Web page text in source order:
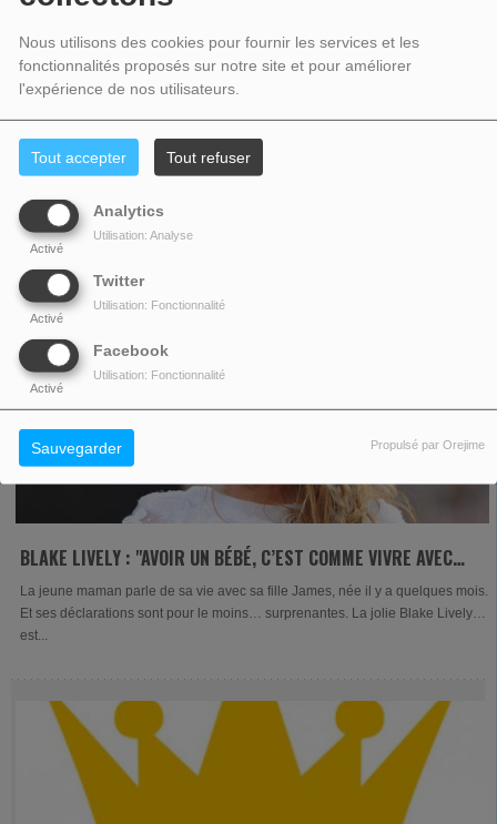
Nous utilisons des cookies pour fournir les services et les
fonctionnalités proposés sur notre site et pour améliorer
l'expérience de nos utilisateurs.
Tout accepter Tout refuser
Analytics
Activé
Utilisation: Analyse
Twitter
Activé
Utilisation: Fonctionnalité
Facebook
Activé
Utilisation: Fonctionnalité
Sauvegarder Propulsé par Orejime
ÇA C’ÉTAIT AVANT… QUE JE DEVIENNE PARENT !
Avant d’être parents, vous aviez une vie tranquille et des petites habitudes
bien à vous. Mais, depuis la naissance de votre petit…tout a...
BLAKE LIVELY : "AVOIR UN BÉBÉ, C’EST COMME VIVRE AVEC
UN DROGUÉ"
La jeune maman parle de sa vie avec sa fille James, née il y a quelques mois.
Et ses déclarations sont pour le moins… surprenantes. La jolie Blake Lively
est...